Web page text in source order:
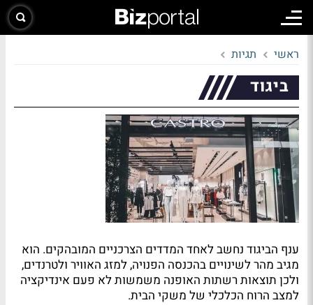
ראשי תגיות
ביגוד
ענף הביגוד נחשב לאחד המדדים הצרכניים המובהקים. הוא
מגיב מהר לשינויים בהכנסה הפנויה, למזג האוויר ולטרנדים,
ולכן תוצאות רשתות האופנה משמשות לא פעם אינדיקציה
למצב הרוח הכלכלי של משקי הבית.